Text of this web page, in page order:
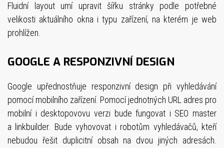
Fluidní layout umí upravit šířku stránky podle potřebné
velikosti aktuálního okna i typu zařízení, na kterém je web
prohlížen.
GOOGLE A RESPONZIVNÍ DESIGN
Google upřednostňuje responzivní design při vyhledávání
pomocí mobilního zařízení. Pomocí jednotných URL adres pro
mobilní i desktopovovu verzi bude fungovat i SEO master
a linkbuilder. Bude vyhovovat i robotům vyhledávačů, kteří
nebudou řešit duplicitní obsah na dvou jiných adresách.